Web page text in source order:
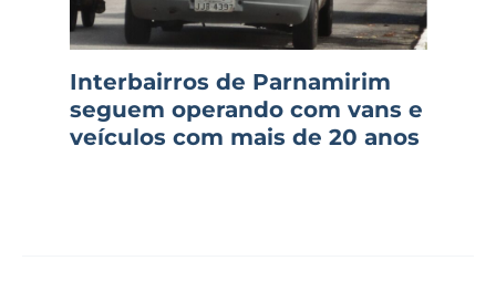
Interbairros de Parnamirim
seguem operando com vans e
veículos com mais de 20 anos